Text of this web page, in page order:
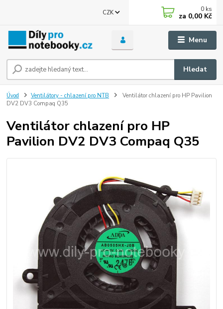
Menu
CZK
Hledat
0 ks
za 0,00 Kč
Úvod Ventilátory - chlazení pro NTB
Ventilátor chlazení pro HP Pavilion
DV2 DV3 Compaq Q35
Ventilátor chlazení pro HP
Pavilion DV2 DV3 Compaq Q35